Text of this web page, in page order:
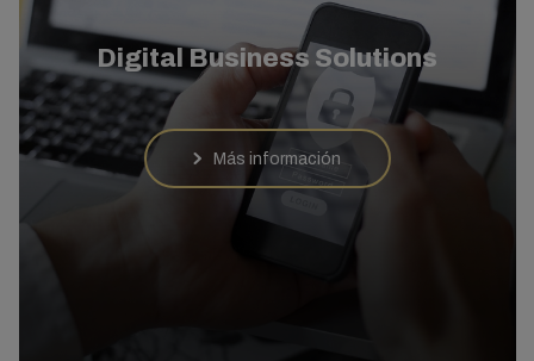
Digital Business Solutions
Más información